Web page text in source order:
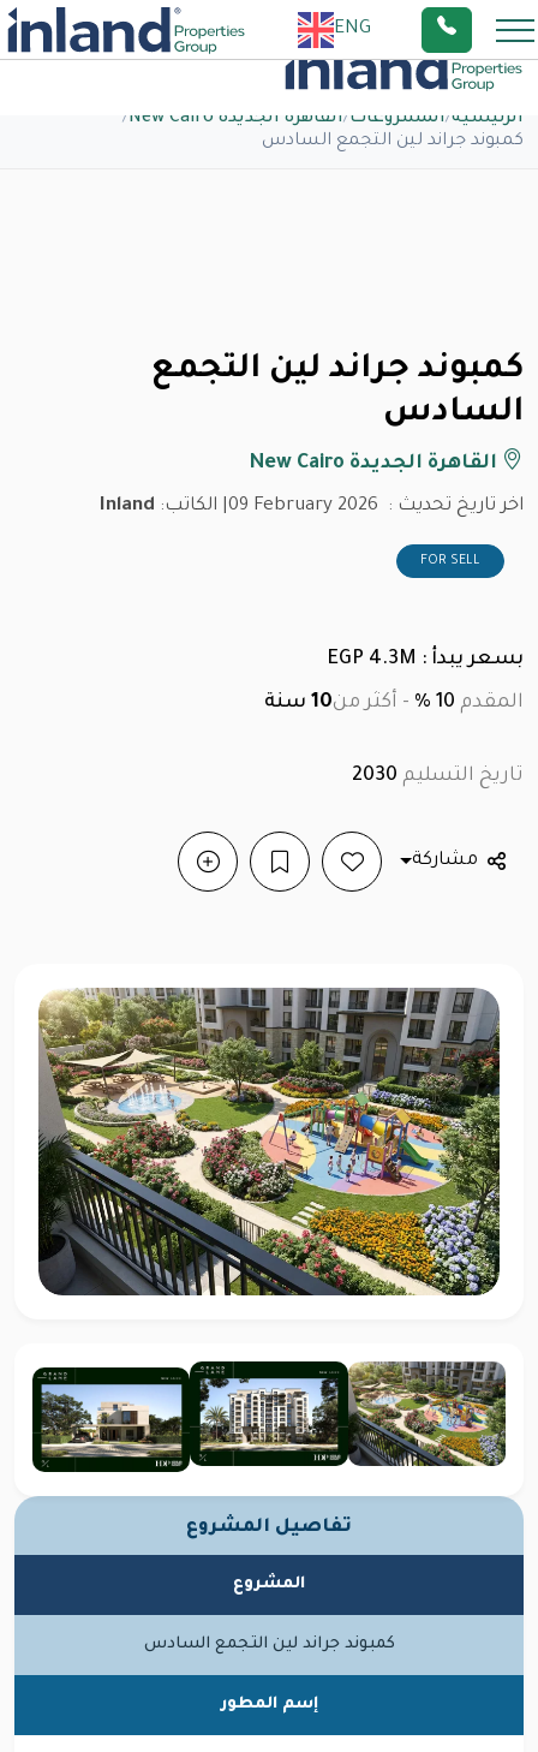
ENG
الرئيسية/المشروعات/القاهرة الجديدة New Cairo
/
كمبوند جراند لين التجمع السادس
كمبوند جراند لين التجمع
السادس
القاهرة الجديدة New Cairo
اخر تاريخ تحديث : 09 February 2026 | الكاتب: Inland
FOR SELL
بسعر يبدأ : EGP 4.3M
المقدم 10 %
- أكثر من10 سنة
تاريخ التسليم 2030
مشاركة
تفاصيل المشروع
المشروع
كمبوند جراند لين التجمع السادس
إسم المطور